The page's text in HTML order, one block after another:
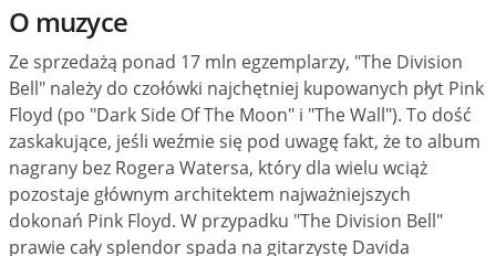
O muzyce
Ze sprzedażą ponad 17 mln egzemplarzy, "The Division
Bell" należy do czołówki najchętniej kupowanych płyt Pink
Floyd (po "Dark Side Of The Moon" i "The Wall"). To dość
zaskakujące, jeśli weźmie się pod uwagę fakt, że to album
nagrany bez Rogera Watersa, który dla wielu wciąż
pozostaje głównym architektem najważniejszych
dokonań Pink Floyd. W przypadku "The Division Bell"
prawie cały splendor spada na gitarzystę Davida